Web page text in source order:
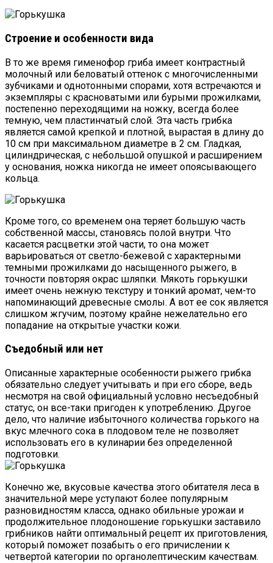
Строение и особенности вида
В то же время гименофор гриба имеет контрастный
молочный или беловатый оттенок с многочисленными
зубчиками и однотонными спорами, хотя встречаются и
экземпляры с красноватыми или бурыми прожилками,
постепенно переходящими на ножку, всегда более
темную, чем пластинчатый слой. Эта часть грибка
является самой крепкой и плотной, вырастая в длину до
10 см при максимальном диаметре в 2 см. Гладкая,
цилиндрическая, с небольшой опушкой и расширением
у основания, ножка никогда не имеет опоясывающего
кольца.
Кроме того, со временем она теряет большую часть
собственной массы, становясь полой внутри. Что
касается расцветки этой части, то она может
варьироваться от светло-бежевой с характерными
темными прожилками до насыщенного рыжего, в
точности повторяя окрас шляпки. Мякоть горькушки
имеет очень нежную текстуру и тонкий аромат, чем-то
напоминающий древесные смолы. А вот ее сок является
слишком жгучим, поэтому крайне нежелательно его
попадание на открытые участки кожи.
Съедобный или нет
Описанные характерные особенности рыжего грибка
обязательно следует учитывать и при его сборе, ведь
несмотря на свой официальный условно несъедобный
статус, он все-таки пригоден к употреблению. Другое
дело, что наличие избыточного количества горького на
вкус млечного сока в плодовом теле не позволяет
использовать его в кулинарии без определенной
подготовки.
Конечно же, вкусовые качества этого обитателя леса в
значительной мере уступают более популярным
разновидностям класса, однако обильные урожаи и
продолжительное плодоношение горькушки заставило
грибников найти оптимальный рецепт их приготовления,
который поможет позабыть о его причислении к
четвертой категории по органолептическим качествам.